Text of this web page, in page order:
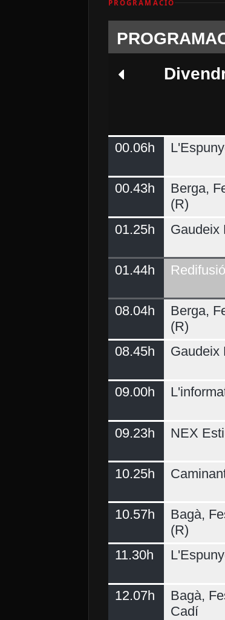
PROGRAMACIÓ
00.06h
00.43h
Berga,
(R)
01.25h Gaudeix
01.44h Redifusió
08.04h
Berga,
(R)
08.45h Gaudeix
09.00h
09.23h NEX
10.25h
10.57h
Bagà,
(R)
11.30h
12.07h
Bagà,
Cadí